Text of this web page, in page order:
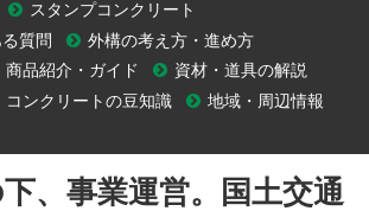
スタンプコンクリート
質問
外構の考え方・進め方
商品紹介・ガイド
資材・道具の解説
コンクリートの豆知識
地域・周辺情報
、事業運営。国土交通